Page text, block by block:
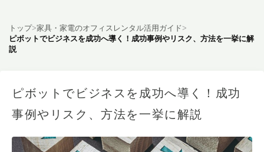
トップ>家具・家電のオフィスレンタル活用ガイド>
ピボットでビジネスを成功へ導く！成功事例やリスク、方法を一挙に解
説
ピボットでビジネスを成功へ導く！成功
事例やリスク、方法を一挙に解説